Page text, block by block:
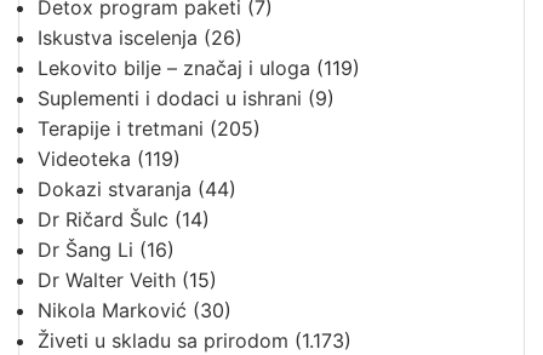
Detox program paketi (7)
Iskustva iscelenja (26)
Lekovito bilje – značaj i uloga (119)
Suplementi i dodaci u ishrani (9)
Terapije i tretmani (205)
Videoteka (119)
Dokazi stvaranja (44)
Dr Ričard Šulc (14)
Dr Šang Li (16)
Dr Walter Veith (15)
Nikola Marković (30)
Živeti u skladu sa prirodom (1.173)